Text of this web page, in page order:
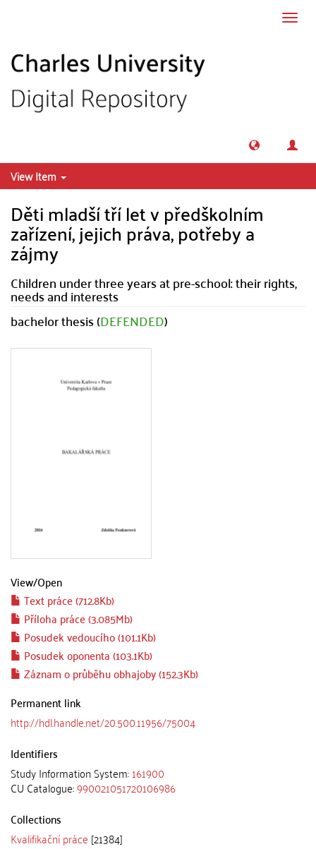
View Item
Děti mladší tří let v předškolním
zařízení, jejich práva, potřeby a
zájmy
Children under three years at pre-school: their rights,
needs and interests
bachelor thesis (DEFENDED)
View/Open
Text práce (712.8Kb)
Příloha práce (3.085Mb)
Posudek vedoucího (101.1Kb)
Posudek oponenta (103.1Kb)
Záznam o průběhu obhajoby (152.3Kb)
Permanent link
http://hdl.handle.net/20.500.11956/75004
Identifiers
Study Information System:161900
CU Catalogue:990021051720106986
Collections
Kvalifikační práce [21384]